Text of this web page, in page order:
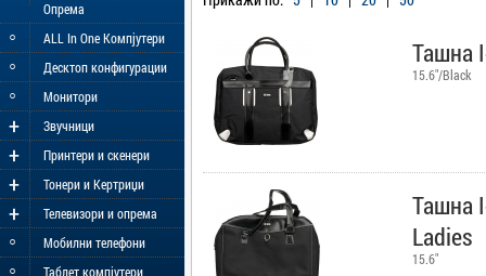
Опрема
ALL In One Компјутери
◦
Десктоп конфигурации
◦
Монитори
◦
Звучници
+
Принтери и скенери
+
Тонери и Кертриџи
+
Телевизори и опрема
+
Мобилни телефони
◦
Таблет компјутери
◦
Ташна
15.6"/Black
Ташна
Ladies
15.6"